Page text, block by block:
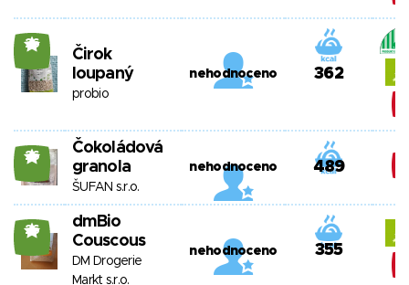
26
Čirok
loupaný
probio
nehodnoceno 362
26
Čokoládová
granola
ŠUFAN s.r.o.
nehodnoceno 489
26
dmBio
Couscous
DM Drogerie
Markt s.r.o.
nehodnoceno 355